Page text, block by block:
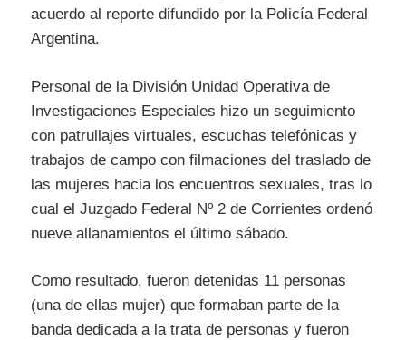
acuerdo al reporte difundido por la Policía Federal
Argentina.
Personal de la División Unidad Operativa de
Investigaciones Especiales hizo un seguimiento
con patrullajes virtuales, escuchas telefónicas y
trabajos de campo con filmaciones del traslado de
las mujeres hacia los encuentros sexuales, tras lo
cual el Juzgado Federal Nº 2 de Corrientes ordenó
nueve allanamientos el último sábado.
Como resultado, fueron detenidas 11 personas
(una de ellas mujer) que formaban parte de la
banda dedicada a la trata de personas y fueron